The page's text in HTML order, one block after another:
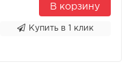
В корзину
Купить в 1 клик